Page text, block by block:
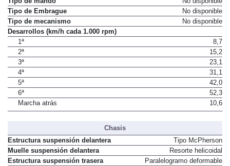
Tipo de Embrague
No disponible
Tipo de mecanismo
No disponible
Desarrollos (km/h cada 1.000 rpm)
1ª
8,7
2ª
15,2
3ª
23,1
4ª
31,1
5ª
42,0
6ª
52,3
Marcha atrás
10,6
Chasis
Estructura suspensión delantera
Tipo McPherson
Muelle suspensión delantera
Resorte helicoidal
Estructura suspensión trasera
Paralelogramo deformable